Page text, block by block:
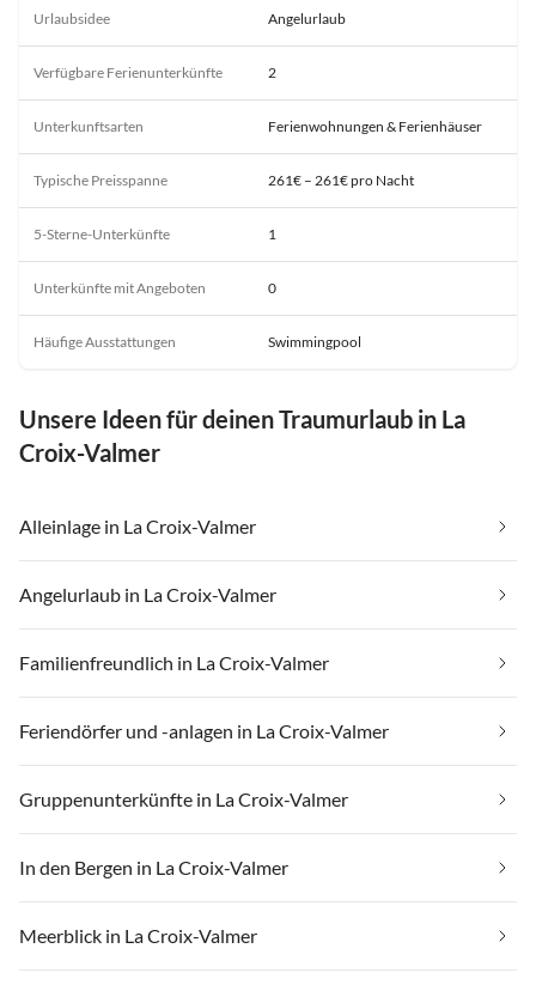
Urlaubsidee Angelurlaub
Verfügbare Ferienunterkünfte 2
Unterkunftsarten Ferienwohnungen & Ferienhäuser
Typische Preisspanne 261€ – 261€ pro Nacht
5-Sterne-Unterkünfte 1
Unterkünfte mit Angeboten 0
Häufige Ausstattungen Swimmingpool
Unsere Ideen für deinen Traumurlaub in La
Croix-Valmer
Alleinlage in La Croix-Valmer
Angelurlaub in La Croix-Valmer
Familienfreundlich in La Croix-Valmer
Feriendörfer und -anlagen in La Croix-Valmer
Gruppenunterkünfte in La Croix-Valmer
In den Bergen in La Croix-Valmer
Meerblick in La Croix-Valmer